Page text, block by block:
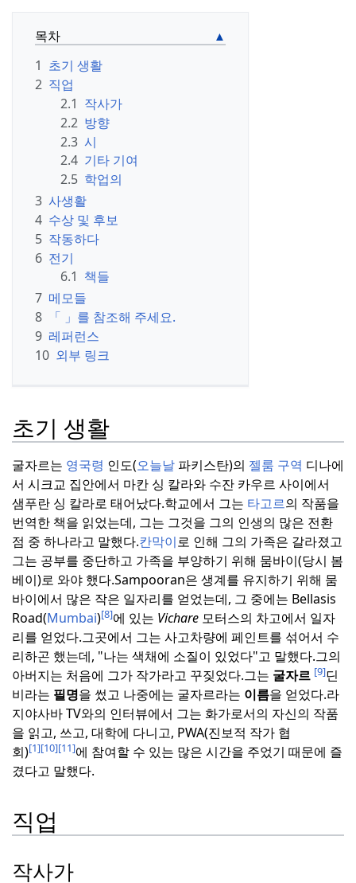
목차
1 초기 생활
2 직업
2.1 작사가
2.2 방향
2.3 시
2.4 기타 기여
2.5 학업의
3 사생활
4 수상 및 후보
5 작동하다
6 전기
6.1 책들
7 메모들
8
「 」를 참조해 주세요.
9 레퍼런스
10 외부 링크
초기 생활
굴자르는 영국령 인도(오늘날 파키스탄)의 젤룸 구역 디나에
서 시크교 집안에서 마칸 싱 칼라와 수잔 카우르 사이에서
샘푸란 싱 칼라로 태어났다.학교에서 그는 타고르의 작품을
번역한 책을 읽었는데, 그는 그것을 그의 인생의 많은 전환
점 중 하나라고 말했다.칸막이로 인해 그의 가족은 갈라졌고
그는 공부를 중단하고 가족을 부양하기 위해 뭄바이(당시 봄
베이)로 와야 했다.Sampooran은 생계를 유지하기 위해 뭄
바이에서 많은 작은 일자리를 얻었는데, 그 중에는 Bellasis
Road(Mumbai)[8]에 있는 Vichare 모터스의 차고에서 일자
리를 얻었다.그곳에서 그는 사고차량에 페인트를 섞어서 수
리하곤 했는데, "나는 색채에 소질이 있었다"고 말했다.그의
아버지는 처음에 그가 작가라고 꾸짖었다.그는 굴자르 [9]딘
비라는 필명을 썼고 나중에는 굴자르라는 이름을 얻었다.라
지야사바 TV와의 인터뷰에서 그는 화가로서의 자신의 작품
을 읽고, 쓰고, 대학에 다니고, PWA(진보적 작가 협
회)[1][10][11]에 참여할 수 있는 많은 시간을 주었기 때문에 즐
겼다고 말했다.
직업
작사가